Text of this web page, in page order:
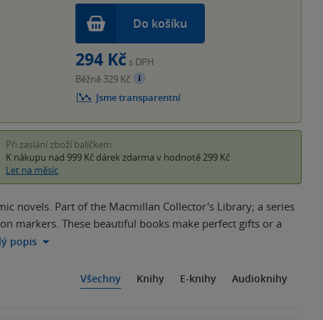
Do košíku
294 Kč s DPH
Běžně 329 Kč
Jsme transparentní
Při zaslání zboží balíčkem
K nákupu nad 999 Kč dárek zdarma v hodnotě 299 Kč
Let na měsíc
novels. Part of the Macmillan Collector's Library; a series
markers. These beautiful books make perfect gifts or a
popis
Všechny Knihy E-knihy Audioknihy